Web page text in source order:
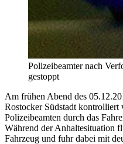
Polizeibeamter nach
gestoppt
Am frühen Abend des
Rostocker Südstadt
Polizeibeamten durch das
Während der Anhaltesituation
Fahrzeug und fuhr dabei mit